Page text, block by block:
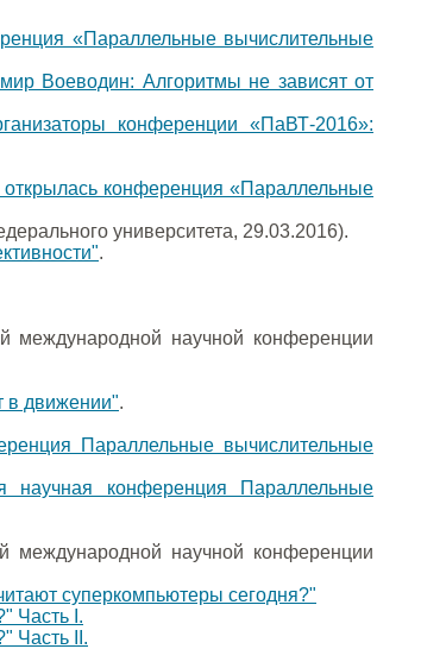
«Параллельные вычислительные
Воеводин: Алгоритмы не зависят от
конференции «ПаВТ-2016»:
конференция «Параллельные
университета, 29.03.2016).
.
международной научной конференции
в движении".
Параллельные вычислительные
научная конференция Параллельные
международной научной конференции
суперкомпьютеры сегодня?"
Часть I.
Часть II.